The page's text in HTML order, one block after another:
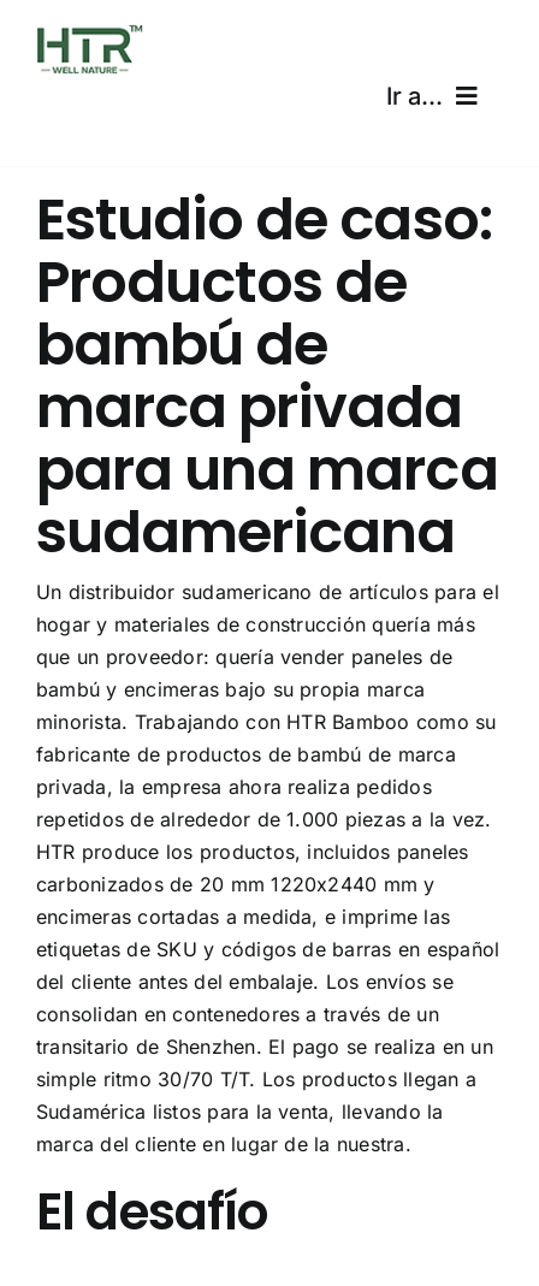
content
Ir a...
Productos
Certificaciones
Envíos
Blog
Contáctenos
Preguntas Frecuentes
Estudio de caso:
Productos de
bambú de
marca privada
para una marca
sudamericana
Un distribuidor sudamericano de artículos para el
hogar y materiales de construcción quería más
que un proveedor: quería vender paneles de
bambú y encimeras bajo su propia marca
minorista. Trabajando con HTR Bamboo como su
fabricante de productos de bambú de marca
privada, la empresa ahora realiza pedidos
repetidos de alrededor de 1.000 piezas a la vez.
HTR produce los productos, incluidos paneles
carbonizados de 20 mm 1220x2440 mm y
encimeras cortadas a medida, e imprime las
etiquetas de SKU y códigos de barras en español
del cliente antes del embalaje. Los envíos se
consolidan en contenedores a través de un
transitario de Shenzhen. El pago se realiza en un
simple ritmo 30/70 T/T. Los productos llegan a
Sudamérica listos para la venta, llevando la
marca del cliente en lugar de la nuestra.
El desafío